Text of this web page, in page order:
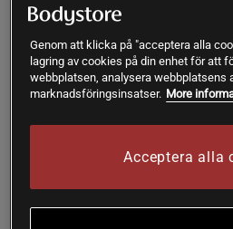
Kroppens celler är beroende av
ska fungera normalt. Hit hör
nikotinamidadenindinukleotid
Vitaprana är tillsatt i form av
Kroppen använder sig av NAD+
sjunker kroppens nivåer av NAD+
nikotinamidadenindinukleotid för
naturliga förlust.
Genom att klicka på "acceptera alla
lagring av cookies på din enhet för att
webbplatsen, analysera webbplatsens
marknadsföringsinsatser. More
Acceptera alla